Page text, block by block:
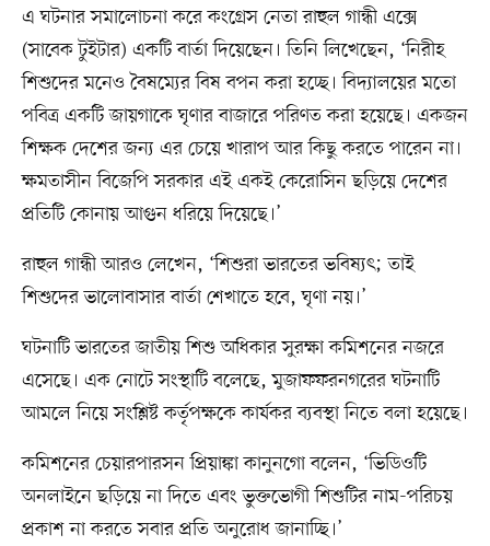
এ ঘটনার সমালোচনা করে কংগ্রেস নেতা রাহুল গান্ধী এক্সে
(সাবেক টুইটার) একটি বার্তা দিয়েছেন। তিনি লিখেছেন, ‘নিরীহ
শিশুদের মনেও বৈষম্যের বিষ বপন করা হচ্ছে। বিদ্যালয়ের মতো
পবিত্র একটি জায়গাকে ঘৃণার বাজারে পরিণত করা হয়েছে। একজন
শিক্ষক দেশের জন্য এর চেয়ে খারাপ আর কিছু করতে পারেন না।
ক্ষমতাসীন বিজেপি সরকার এই একই কেরোসিন ছড়িয়ে দেশের
প্রতিটি কোনায় আগুন ধরিয়ে দিয়েছে।’
রাহুল গান্ধী আরও লেখেন, ‘শিশুরা ভারতের ভবিষ্যৎ; তাই
শিশুদের ভালোবাসার বার্তা শেখাতে হবে, ঘৃণা নয়।’
ঘটনাটি ভারতের জাতীয় শিশু অধিকার সুরক্ষা কমিশনের নজরে
এসেছে। এক নোটে সংস্থাটি বলেছে, মুজাফফরনগরের ঘটনাটি
আমলে নিয়ে সংশ্লিষ্ট কর্তৃপক্ষকে কার্যকর ব্যবস্থা নিতে বলা হয়েছে।
কমিশনের চেয়ারপারসন প্রিয়াঙ্কা কানুনগো বলেন, ‘ভিডিওটি
অনলাইনে ছড়িয়ে না দিতে এবং ভুক্তভোগী শিশুটির নাম-পরিচয়
প্রকাশ না করতে সবার প্রতি অনুরোধ জানাচ্ছি।’